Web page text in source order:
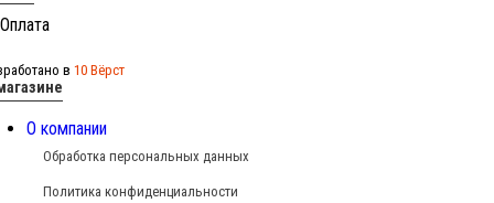
в 10 Вёрст
О компании
Обработка персональных данных
Политика конфиденциальности